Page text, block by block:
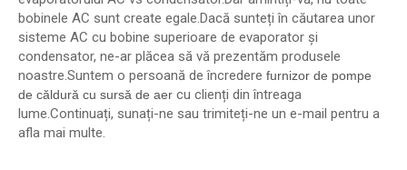
bobinele AC sunt create egale.Dacă sunteți în căutarea unor
sisteme AC cu bobine superioare de evaporator și
condensator, ne-ar plăcea să vă prezentăm produsele
noastre.Suntem o persoană de încredere furnizor de pompe
de căldură cu sursă de aer cu clienți din întreaga
lume.Continuați, sunați-ne sau trimiteți-ne un e-mail pentru a
afla mai multe.